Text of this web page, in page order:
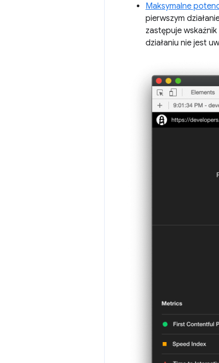
Maksymalne
pierwszym
zastępuje
działaniu nie jest